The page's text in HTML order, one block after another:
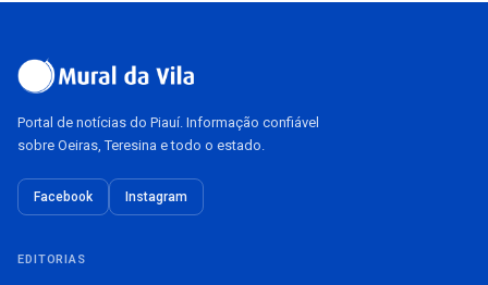
Portal de notícias do Piauí. Informação confiável
sobre Oeiras, Teresina e todo o estado.
Facebook Instagram
EDITORIAS